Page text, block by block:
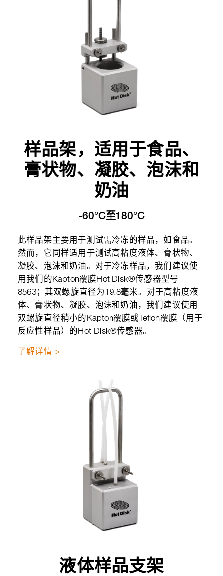
样品架，适用于食品、
膏状物、凝胶、泡沫和
奶油
-60°C至180°C
此样品架主要用于测试需冷冻的样品，如食品。
然而，它同样适用于测试高粘度液体、膏状物、
凝胶、泡沫和奶油。对于冷冻样品，我们建议使
用我们的Kapton覆膜Hot Disk®传感器型号
8563；其双螺旋直径为19.8毫米。对于高粘度液
体、膏状物、凝胶、泡沫和奶油，我们建议使用
双螺旋直径稍小的Kapton覆膜或Teflon覆膜（用于
反应性样品）的Hot Disk®传感器。
了解详情 >
液体样品支架